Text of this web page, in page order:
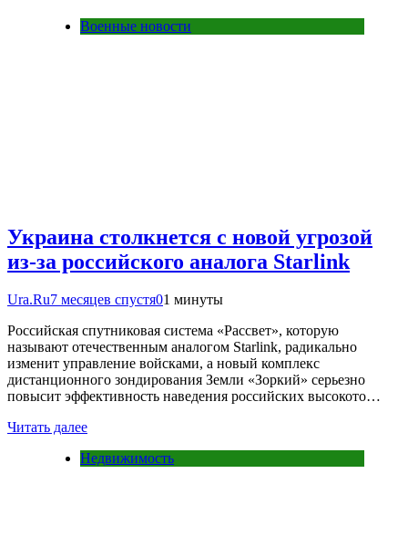
Военные новости
Украина столкнется с новой угрозой
из-за российского аналога Starlink
Ura.Ru7 месяцев спустя01 минуты
Российская спутниковая система «Рассвет», которую
называют отечественным аналогом Starlink, радикально
изменит управление войсками, а новый комплекс
дистанционного зондирования Земли «Зоркий» серьезно
повысит эффективность наведения российских высокото…
Читать далее
Недвижимость